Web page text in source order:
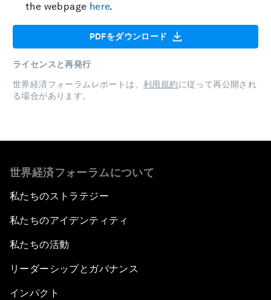
the webpage here.
PDFをダウンロード
ライセンスと再発行
世界経済フォーラムレポートは、 利用規約に従って再公開され
る場合があります。
世界経済フォーラムについて
私たちのストラテジー
私たちのアイデンティティ
私たちの活動
リーダーシップとガバナンス
インパクト